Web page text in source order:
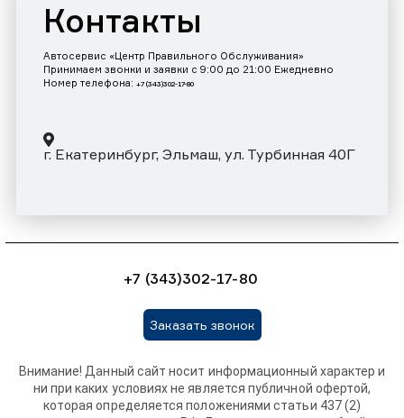
Контакты
Автосервис «Центр Правильного Обслуживания»
Принимаем звонки и заявки с 9:00 до 21:00 Ежедневно
Номер телефона: +7 (343)302-17-80
г. Екатеринбург, Эльмаш, ул. Турбинная 40Г
+7 (343)302-17-80
Заказать звонок
Внимание! Данный сайт носит информационный характер и
ни при каких условиях не является публичной офертой,
которая определяется положениями статьи 437 (2)